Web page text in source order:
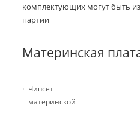
комплектующих могут быть
партии
Материнская
Чипсет
материнской